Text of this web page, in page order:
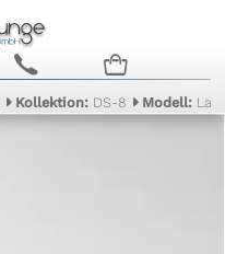
c n
Kollektion: DS-8 Modell: